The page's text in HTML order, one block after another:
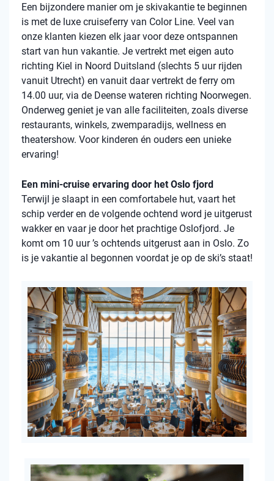
Een bijzondere manier om je skivakantie te beginnen
is met de luxe cruiseferry van Color Line. Veel van
onze klanten kiezen elk jaar voor deze ontspannen
start van hun vakantie. Je vertrekt met eigen auto
richting Kiel in Noord Duitsland (slechts 5 uur rijden
vanuit Utrecht) en vanuit daar vertrekt de ferry om
14.00 uur, via de Deense wateren richting Noorwegen.
Onderweg geniet je van alle faciliteiten, zoals diverse
restaurants, winkels, zwemparadijs, wellness en
theatershow. Voor kinderen én ouders een unieke
ervaring!
Een mini-cruise ervaring door het Oslo fjord
Terwijl je slaapt in een comfortabele hut, vaart het
schip verder en de volgende ochtend word je uitgerust
wakker en vaar je door het prachtige Oslofjord. Je
komt om 10 uur ’s ochtends uitgerust aan in Oslo. Zo
is je vakantie al begonnen voordat je op de ski’s staat!